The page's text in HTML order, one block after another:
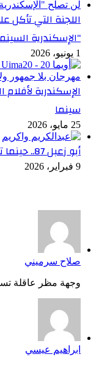
اللجنة التي تأكل
“الإسكندرية
1 يونيو، 2026
الإسكندرية
سينما
25 مايو، 2026
أبو زعبل 87.. حينما تصبح السينما علاجا للنفس
9 فبراير، 2026
صلاح سرميني
وجهة مظر عاقلة
ابراهيم عيسي